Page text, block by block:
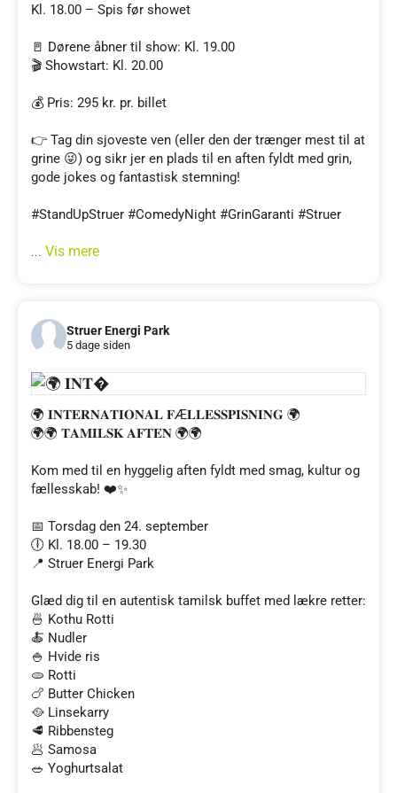
Kl. 18.00 – Spis før showet
🚪 Dørene åbner til show: Kl. 19.00
🎬 Showstart: Kl. 20.00
💰 Pris: 295 kr. pr. billet
👉 Tag din sjoveste ven (eller den der trænger mest til at
grine 😜) og sikr jer en plads til en aften fyldt med grin,
gode jokes og fantastisk stemning!
#StandUpStruer #ComedyNight #GrinGaranti #Struer
Vis mere
Struer Energi Park
5 dage siden
🌍 𝐈𝐍𝐓𝐄𝐑𝐍𝐀𝐓𝐈𝐎𝐍𝐀𝐋 𝐅Æ𝐋𝐋𝐄𝐒𝐒𝐏𝐈𝐒𝐍𝐈𝐍𝐆 🌍
🌍🌍 𝐓𝐀𝐌𝐈𝐋𝐒𝐊 𝐀𝐅𝐓𝐄𝐍 🌍🌍
Kom med til en hyggelig aften fyldt med smag, kultur og
fællesskab! ❤️✨
📅 Torsdag den 24. september
🕕 Kl. 18.00 – 19.30
📍 Struer Energi Park
Glæd dig til en autentisk tamilsk buffet med lækre retter:
🍜 Kothu Rotti
🍝 Nudler
🍚 Hvide ris
🫓 Rotti
🍗 Butter Chicken
🥘 Linsekarry
🥩 Ribbensteg
🥟 Samosa
🥗 Yoghurtsalat